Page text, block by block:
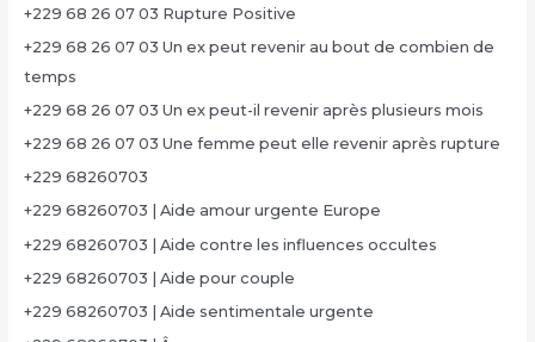
+229 68 26 07 03 Rupture Positive
+229 68 26 07 03 Un ex peut revenir au bout de combien de
temps
+229 68 26 07 03 Un ex peut-il revenir après plusieurs mois
+229 68 26 07 03 Une femme peut elle revenir après rupture
+229 68260703
+229 68260703 | Aide amour urgente Europe
+229 68260703 | Aide contre les influences occultes
+229 68260703 | Aide pour couple
+229 68260703 | Aide sentimentale urgente